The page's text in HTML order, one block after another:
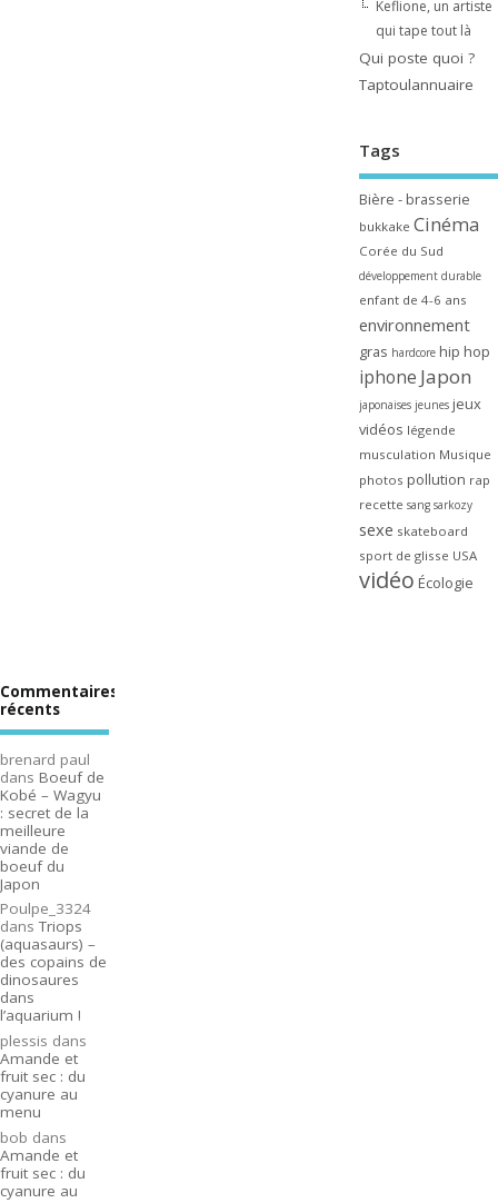
Keflione, un artiste
qui tape tout là
Qui poste quoi ?
Taptoulannuaire
Tags
Bière - brasserie
bukkake Cinéma
Corée du Sud
développement durable
enfant de 4-6 ans
environnement
gras hardcore hip hop
iphone Japon
japonaises jeunes jeux
vidéos légende
musculation Musique
photos pollution rap
recette sang sarkozy
sexe skateboard
sport de glisse USA
vidéo Écologie
Commentaires
récents
brenard paul
dans Boeuf de
Kobé – Wagyu
: secret de la
meilleure
viande de
boeuf du
Japon
Poulpe_3324
dansTriops
(aquasaurs) –
des copains de
dinosaures
dans
l’aquarium !
plessis dans
Amande et
fruit sec : du
cyanure au
menu
bob dans
Amande et
fruit sec : du
cyanure au